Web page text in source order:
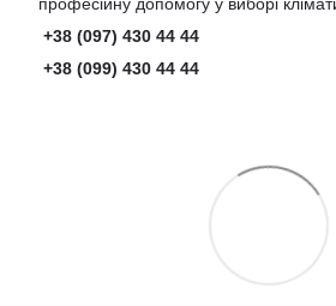
+38 (097) 430 44 44
+38 (099) 430 44 44